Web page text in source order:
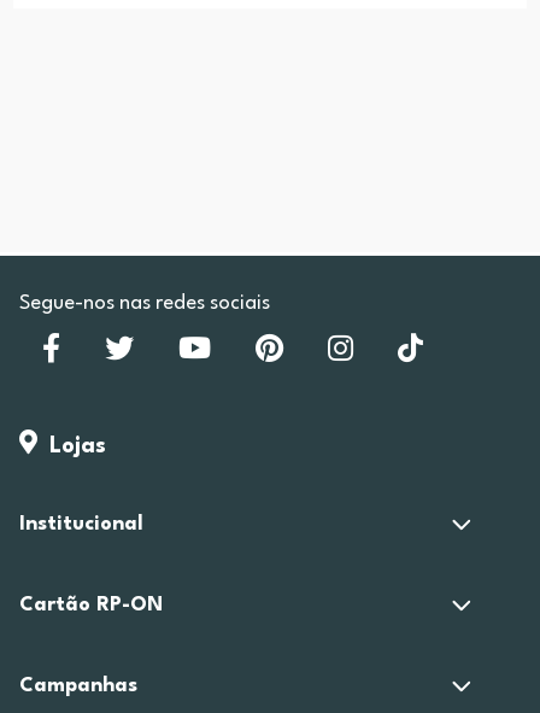
Segue-nos nas redes sociais
Lojas
Institucional
Cartão RP-ON
Campanhas